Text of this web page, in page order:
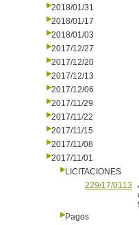
2018/01/31
2018/01/17
2018/01/03
2017/12/27
2017/12/20
2017/12/13
2017/12/06
2017/11/29
2017/11/22
2017/11/15
2017/11/08
2017/11/01
LICITACIONES
229/17/0113
Pagos